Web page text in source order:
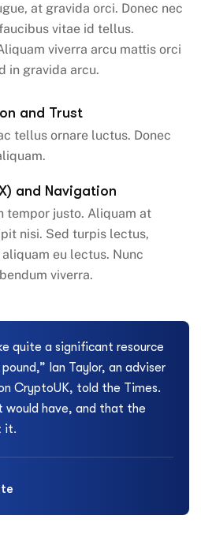
at gravida orci. Donec nec
vitae id tellus.
viverra arcu mattis orci
in gravida arcu.
and Trust
tellus ornare luctus. Donec
and Navigation
tempor justo. Aliquam at
nisi. Sed turpis lectus,
eu lectus. Nunc
viverra.
quite a significant resource
Ian Taylor, an adviser
CryptoUK, told the Times.
would have, and that the
it.